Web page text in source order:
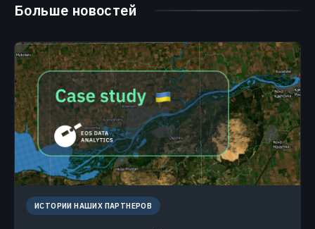
Больше новостей
ИСТОРИИ НАШИХ ПАРТНЕРОВ